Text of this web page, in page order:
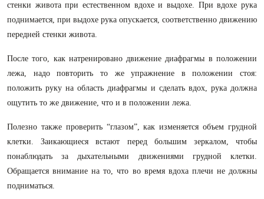
стенки живота при естественном вдохе и выдохе. При вдохе рука
поднимается, при выдохе рука опускается, соответственно движению
передней стенки живота.
После того, как натренировано движение диафрагмы в положении
лежа, надо повторить то же упражнение в положении стоя:
положить руку на область диафрагмы и сделать вдох, рука должна
ощутить то же движение, что и в положении лежа.
Полезно также проверить “глазом”, как изменяется объем грудной
клетки. Заикающиеся встают перед большим зеркалом, чтобы
понаблюдать за дыхательными движениями грудной клетки.
Обращается внимание на то, что во время вдоха плечи не должны
подниматься.